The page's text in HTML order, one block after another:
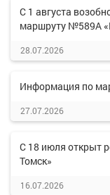
С 1 августа
маршруту №589А
28.07.2026
Информация по
27.07.2026
С 18 июля открыт
Томск»
16.07.2026